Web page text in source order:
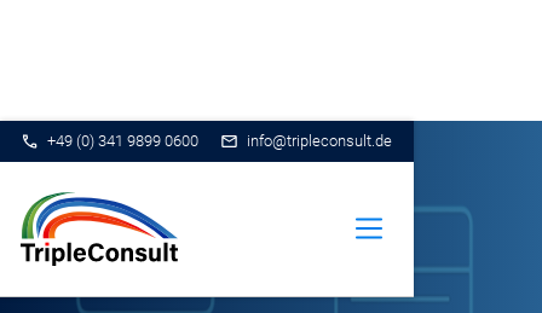
+49 (0) 341 9899 0600 info@tripleconsult.de